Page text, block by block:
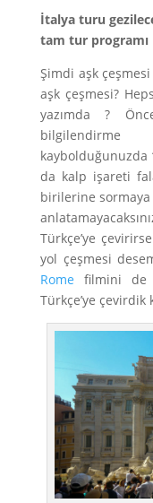
İtalya turu
tam tur programı
Şimdi aşk
aşk çeşmesi?
yazımda ?
da kalp işareti
birilerine
Türkçe’ye
yol çeşmesi
Rome filmini de
Türkçe’ye çevirdik